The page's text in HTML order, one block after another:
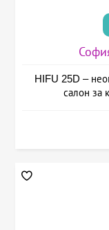
HIFU 25D –
салон за